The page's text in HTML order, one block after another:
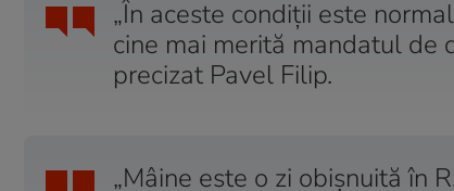
„În aceste condiţii este
cine mai merită mandatul de
precizat Pavel Filip.
„Mâine este o zi obişnuită în